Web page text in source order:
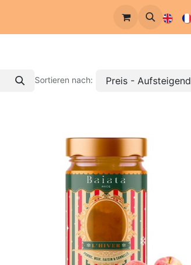
Sortieren nach: Preis - Aufsteigend